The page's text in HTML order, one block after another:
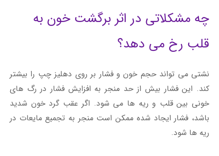
چه مشکلاتی در اثر برگشت خون به
قلب رخ می دهد؟
نشتی می تواند حجم خون و فشار بر روی دهلیز چپ را بیشتر
کند. این فشار بیش از حد منجر به افزایش فشار در رگ های
خونی بین قلب و ریه ها می شود. اگر عقب گرد خون شدید
باشد، فشار ایجاد شده ممکن است منجر به تجمیع مایعات در
ریه ها شود.